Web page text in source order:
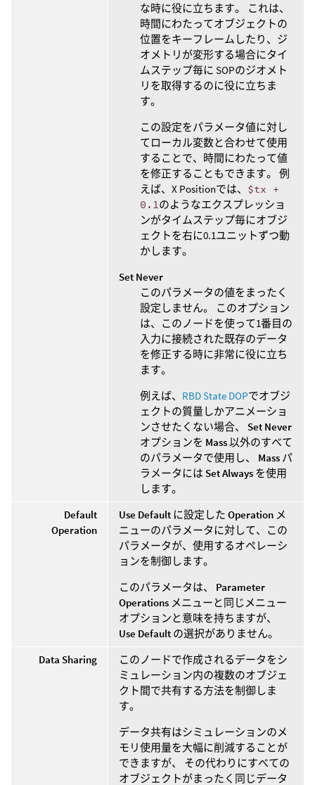
な時に役に立ちます。 これは、
時間にわたってオブジェクトの
位置をキーフレームしたり、ジ
オメトリが変形する場合にタイ
ムステップ毎に SOPのジオメト
リを取得するのに役に立ちま
す。
この設定をパラメータ値に対し
てローカル変数と合わせて使用
することで、時間にわたって値
を修正することもできます。 例
えば、X Positionでは、 $tx +
0.1 のようなエクスプレッショ
ンがタイムステップ毎にオブジ
ェクトを右に0.1ユニットずつ動
かします。
Set Never
このパラメータの値をまったく
設定しません。 このオプション
は、このノードを使って1番目の
入力に接続された既存のデータ
を修正する時に非常に役に立ち
ます。
例えば、 RBD State DOPでオブジ
ェクトの質量しかアニメーショ
ンさせたくない場合、 Set Never
オプションを Mass以外のすべて
のパラメータで使用し、 Mass パ
ラメータには Set Always を使用
します。
Default
Operation
Use Default に設定した Operation メ
ニューのパラメータに対して、この
パラメータが、使用するオペレーシ
ョンを制御します。
このパラメータは、 Parameter
Operations メニューと同じメニュー
オプションと意味を持ちますが、
Use Default の選択がありません。
Data Sharing
このノードで作成されるデータをシ
ミュレーション内の複数のオブジェ
クト間で共有する方法を制御しま
す。
データ共有はシミュレーションのメ
モリ使用量を大幅に削減することが
できますが、 その代わりにすべての
オブジェクトがまったく同じデータ